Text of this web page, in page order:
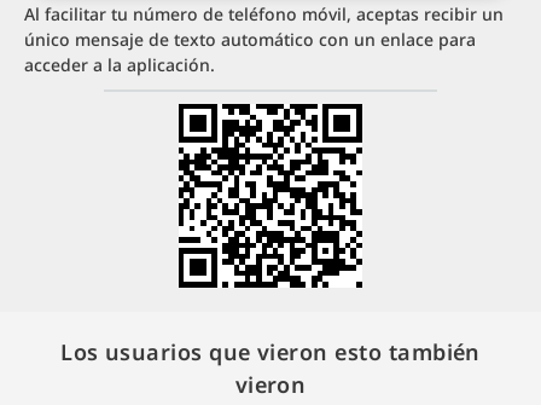
Al facilitar tu número de teléfono móvil, aceptas recibir un
único mensaje de texto automático con un enlace para
acceder a la aplicación.
Los usuarios que vieron esto también
vieron